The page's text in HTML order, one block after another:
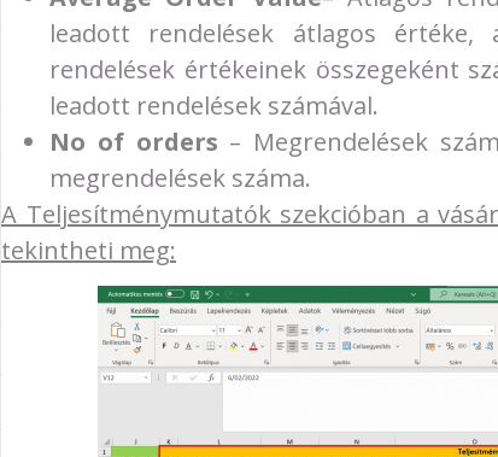
leadott rendelések átlagos
rendelések értékeinek összegeként
leadott rendelések számával.
No of orders – Megrendelések
megrendelések száma.
A Teljesítménymutatók szekcióban a
tekintheti meg: